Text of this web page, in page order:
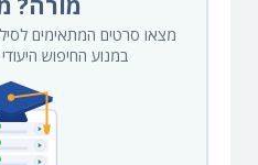
מצאו סרטים המתאימים
במנוע החיפוש